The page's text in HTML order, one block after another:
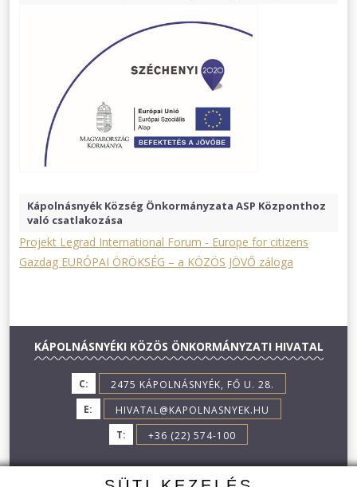
Kápolnásnyék Község Önkormányzata ASP Központhoz
való csatlakozása
Projekt Legrad International Forum - Europe for citizens
Gazdag EURÓPAI ÖRÖKSÉG – a KÖZÖS JÖVŐ záloga
KÁPOLNÁSNYÉKI KÖZÖS ÖNKORMÁNYZATI HIVATAL
C:
2475 KÁPOLNÁSNYÉK, FŐ U. 28.
E:
HIVATAL@KAPOLNASNYEK.HU
T:
+36 (22) 574-100